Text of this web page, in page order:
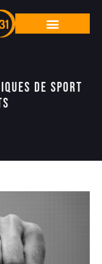
de sport